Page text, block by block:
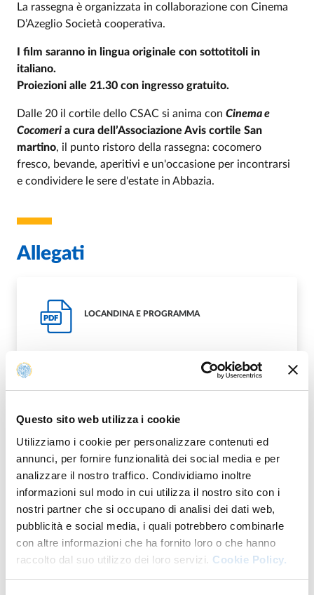
Questo sito web utilizza i cookie
Utilizziamo i cookie per personalizzare contenuti ed
annunci, per fornire funzionalità dei social media e per
analizzare il nostro traffico. Condividiamo inoltre
informazioni sul modo in cui utilizza il nostro sito con i
nostri partner che si occupano di analisi dei dati web,
pubblicità e social media, i quali potrebbero combinarle
con altre informazioni che ha fornito loro o che hanno
raccolto dal suo utilizzo dei loro servizi. Cookie Policy.
La rassegna è organizzata in collaborazione con Cinema
D’Azeglio Società cooperativa.
I film saranno in lingua originale con sottotitoli in
italiano.
Proiezioni alle 21.30 con ingresso gratuito.
Dalle 20 il cortile dello CSAC si anima con Cinema e
Cocomeri a cura dell’Associazione Avis cortile San
martino, il punto ristoro della rassegna: cocomero
fresco, bevande, aperitivi e un'occasione per incontrarsi
e condividere le sere d'estate in Abbazia.
Allegati
PDF
LOCANDINA E PROGRAMMA
Modalità di accesso
In presenza: Ingresso libero fino esaurimento posti
Per info
E. csac@unipr.it